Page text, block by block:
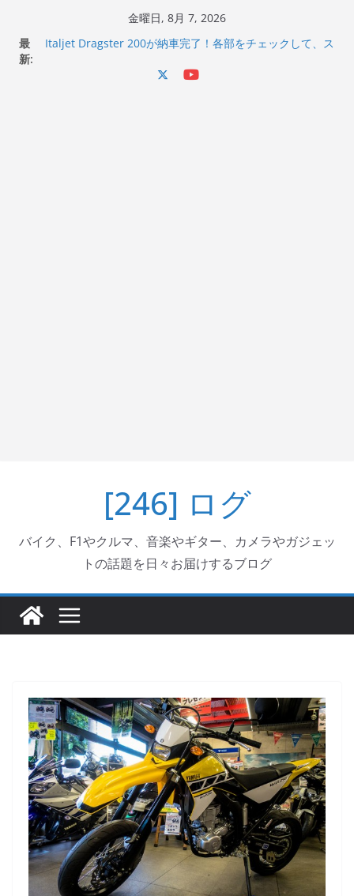
金曜日, 8月 7, 2026
最
新:
コーナリングが楽しくなった
マホホルダー付けて、ガラスコーティング行って来た
[246] ログ
バイク、F1やクルマ、音楽やギター、カメラやガジェッ
トの話題を日々お届けするブログ